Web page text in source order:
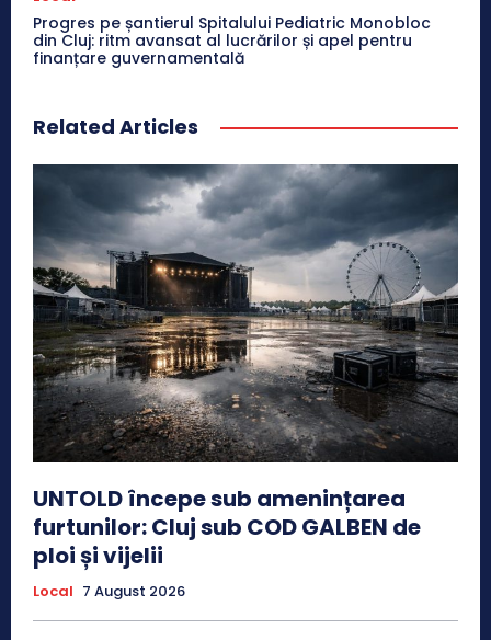
Progres pe șantierul Spitalului Pediatric Monobloc
din Cluj: ritm avansat al lucrărilor și apel pentru
finanțare guvernamentală
Related Articles
UNTOLD începe sub amenințarea
furtunilor: Cluj sub COD GALBEN de
ploi și vijelii
Local 7 August 2026